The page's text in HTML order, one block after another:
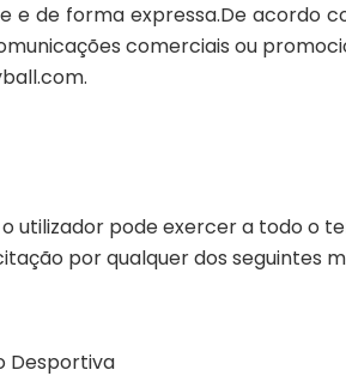
de forma expressa.De acordo
comerciais ou
o utilizador pode exercer a todo
por qualquer dos seguintes
Desportiva